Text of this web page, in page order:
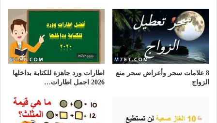
8 علامات سحر وأعراض سحر منع
الزواج
اطارات ورد جاهزة للكتابة بداخلها
2026 اجمل اطارات…